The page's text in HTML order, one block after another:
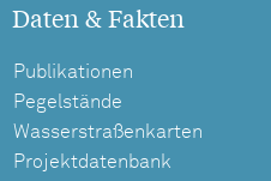
Daten & Fakten
Publikationen
Pegelstände
Wasserstraßenkarten
Projektdatenbank